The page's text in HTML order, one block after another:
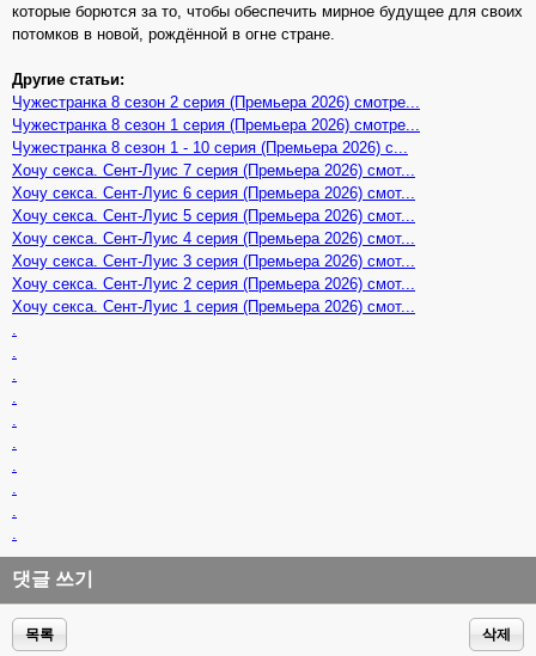
которые борются за то, чтобы обеспечить мирное будущее для своих
потомков в новой, рождённой в огне стране.
Другие статьи:
Чужестранка 8 сезон 2 серия (Премьера 2026) смотре...
Чужестранка 8 сезон 1 серия (Премьера 2026) смотре...
Чужестранка 8 сезон 1 - 10 серия (Премьера 2026) с...
Хочу секса. Сент-Луис 7 серия (Премьера 2026) смот...
Хочу секса. Сент-Луис 6 серия (Премьера 2026) смот...
Хочу секса. Сент-Луис 5 серия (Премьера 2026) смот...
Хочу секса. Сент-Луис 4 серия (Премьера 2026) смот...
Хочу секса. Сент-Луис 3 серия (Премьера 2026) смот...
Хочу секса. Сент-Луис 2 серия (Премьера 2026) смот...
Хочу секса. Сент-Луис 1 серия (Премьера 2026) смот...
댓글 쓰기
목록 삭제